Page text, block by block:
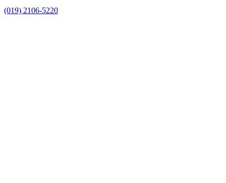
(019) 2106-5220